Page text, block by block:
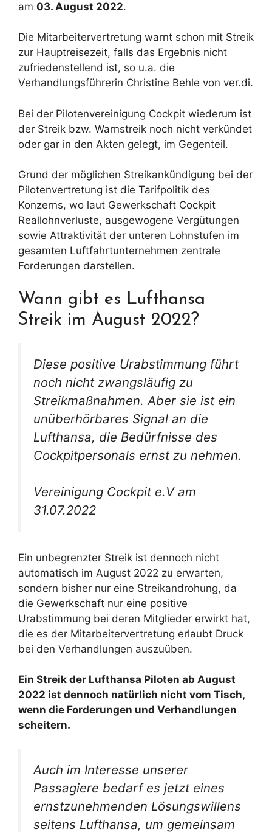
am 03. August 2022.
Die Mitarbeitervertretung warnt schon mit Streik
zur Hauptreisezeit, falls das Ergebnis nicht
zufriedenstellend ist, so u.a. die
Verhandlungsführerin Christine Behle von ver.di.
Bei der Pilotenvereinigung Cockpit wiederum ist
der Streik bzw. Warnstreik noch nicht verkündet
oder gar in den Akten gelegt, im Gegenteil.
Grund der möglichen Streikankündigung bei der
Pilotenvertretung ist die Tarifpolitik des
Konzerns, wo laut Gewerkschaft Cockpit
Reallohnverluste, ausgewogene Vergütungen
sowie Attraktivität der unteren Lohnstufen im
gesamten Luftfahrtunternehmen zentrale
Forderungen darstellen.
Wann gibt es Lufthansa
Streik im August 2022?
Diese positive Urabstimmung führt
noch nicht zwangsläufig zu
Streikmaßnahmen. Aber sie ist ein
unüberhörbares Signal an die
Lufthansa, die Bedürfnisse des
Cockpitpersonals ernst zu nehmen.
Vereinigung Cockpit e.V am
31.07.2022
Ein unbegrenzter Streik ist dennoch nicht
automatisch im August 2022 zu erwarten,
sondern bisher nur eine Streikandrohung, da
die Gewerkschaft nur eine positive
Urabstimmung bei deren Mitglieder erwirkt hat,
die es der Mitarbeitervertretung erlaubt Druck
bei den Verhandlungen auszuüben.
Ein Streik der Lufthansa Piloten ab August
2022 ist dennoch natürlich nicht vom Tisch,
wenn die Forderungen und Verhandlungen
scheitern.
Auch im Interesse unserer
Passagiere bedarf es jetzt eines
ernstzunehmenden Lösungswillens
seitens Lufthansa, um gemeinsam